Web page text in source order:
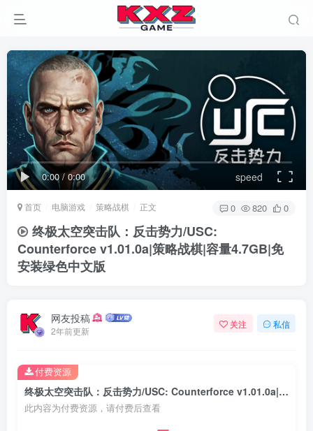
0:00 /0:00 speed
首页 电脑游戏 策略战棋 正文 0 820 0
终极太空突击队：反击势力/USC:
Counterforce v1.01.0a|策略战棋|容量4.7GB|免
安装绿色中文版
网友投稿
2年前更新
关注 私信
终极太空突击队：反击势力/USC: Counterforce v1.01.0a|策略战棋|容量4.7GB|免安装绿色中文版
此内容为付费资源，请付费后查看
付费资源